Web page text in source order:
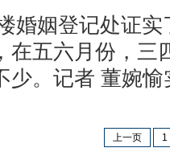
婚姻登记处证
在五六月份，三
少。记者 董婉
上一页 1